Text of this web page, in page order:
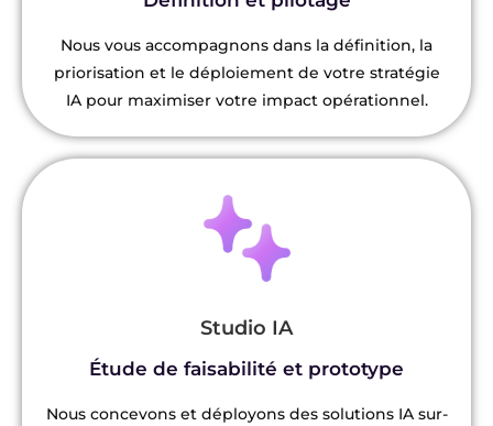
Nous vous accompagnons dans la définition, la
priorisation et le déploiement de votre stratégie
IA pour maximiser votre impact opérationnel.
Studio IA
Étude de faisabilité et prototype
Nous concevons et déployons des solutions IA sur-